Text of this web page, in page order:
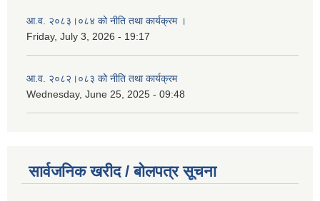
आ.व. २०८३।०८४ को नीति तथा कार्यक्रम ।
Friday, July 3, 2026 - 19:17
आ.व. २०८२।०८३ को नीति तथा कार्यक्रम
Wednesday, June 25, 2025 - 09:48
सार्वजनिक खरीद / बोलपत्र सूचना